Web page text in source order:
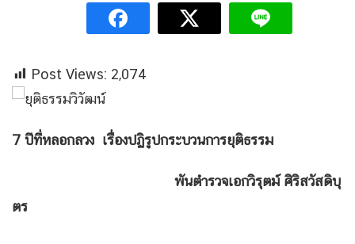
Post Views: 2,074
7 ปีที่หลอกลวง เรื่องปฏิรูปกระบวนการยุติธรรม
พันตำรวจเอกวิรุตม์ ศิริสวัสดิบุ
ตร